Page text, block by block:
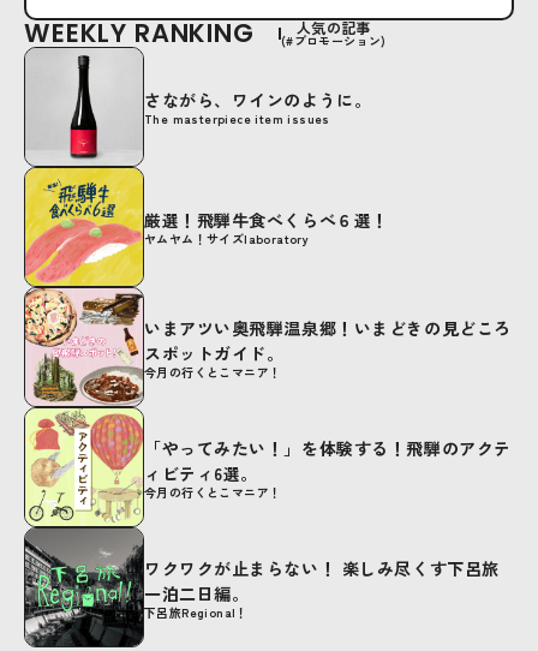
WEEKLY RANKING 人気の記事
(#プロモーション)
The masterpiece item issues
さながら、ワインのように。
ヤムヤム！サイズlaboratory
厳選！飛騨牛食べくらべ６選！
今月の行くとこマニア！
いまアツい奥飛騨温泉郷！いまどきの見どころ
スポットガイド。
今月の行くとこマニア！
「やってみたい！」を体験する！飛騨のアクテ
ィビティ6選。
下呂旅Regional！
ワクワクが止まらない！ 楽しみ尽くす下呂旅
一泊二日編。